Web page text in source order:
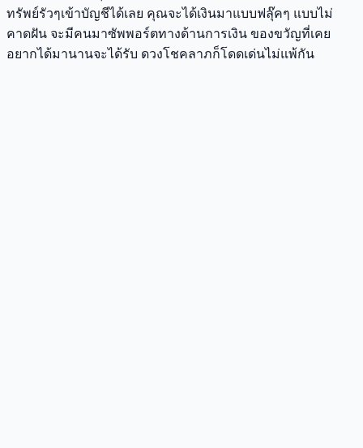
ทรัพย์รัวๆเข้าบัญชีได้เลย คุณจะได้เงินมาแบบฟลุ๊คๆ แบบไม่
คาดฝัน จะมีคนมาซัพพอร์ตทางด้านการเงิน ของขวัญที่เคย
อยากได้มานานจะได้รับ ดวงโชคลาภก็โดดเด่นไม่แพ้กัน